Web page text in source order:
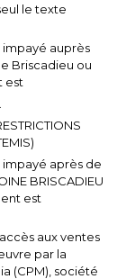
le texte
auprès
Briscadieu ou
est
après de
BRISCADIEU
est
aux ventes
par la
(CPM), société